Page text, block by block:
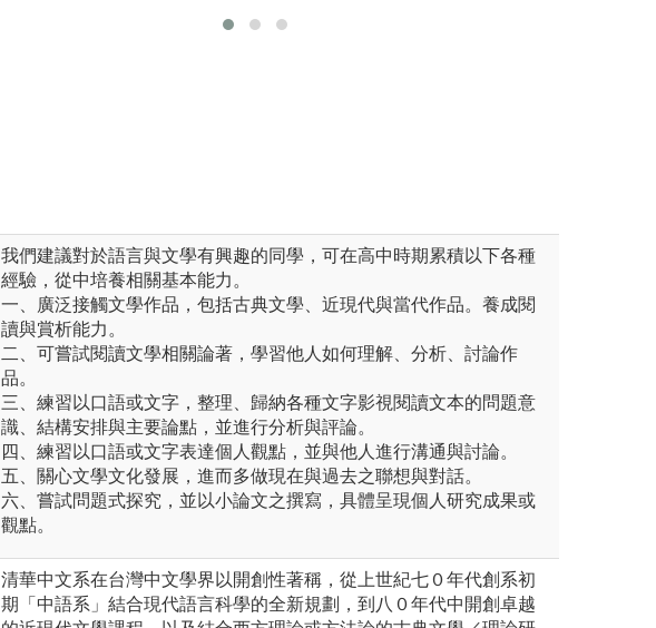
學、現代文學的發展、各文類(詩、詞、曲、駢
我們建議對於語言與文學有興趣的同學，可在高中時期累積以下各種
經驗，從中培養相關基本能力。
一、廣泛接觸文學作品，包括古典文學、近現代與當代作品。養成閱
讀與賞析能力。
二、可嘗試閱讀文學相關論著，學習他人如何理解、分析、討論作
品。
三、練習以口語或文字，整理、歸納各種文字影視閱讀文本的問題意
識、結構安排與主要論點，並進行分析與評論。
四、練習以口語或文字表達個人觀點，並與他人進行溝通與討論。
五、關心文學文化發展，進而多做現在與過去之聯想與對話。
六、嘗試問題式探究，並以小論文之撰寫，具體呈現個人研究成果或
觀點。
清華中文系在台灣中文學界以開創性著稱，從上世紀七０年代創系初
期「中語系」結合現代語言科學的全新規劃，到八０年代中開創卓越